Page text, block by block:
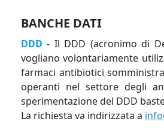
BANCHE DATI
DDD - Il DDD (acronimo di
vogliano volontariamente
farmaci antibiotici
operanti nel settore degli
sperimentazione del DDD
La richiesta va indirizzata a